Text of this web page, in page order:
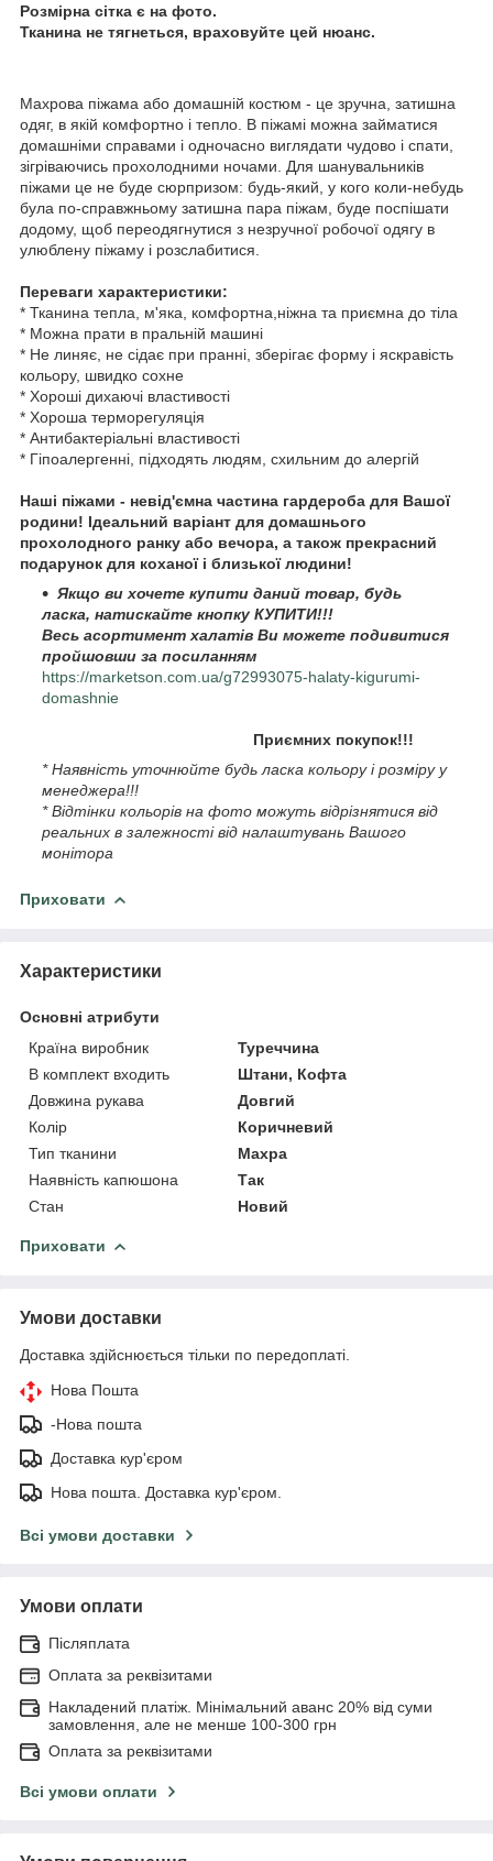
Розмірна сітка є на фото.
Тканина не тягнеться, враховуйте цей нюанс.
Махрова піжама або домашній костюм - це зручна, затишна
одяг, в якій комфортно і тепло. В піжамі можна займатися
домашніми справами і одночасно виглядати чудово і спати,
зігріваючись прохолодними ночами. Для шанувальників
піжами це не буде сюрпризом: будь-який, у кого коли-небудь
була по-справжньому затишна пара піжам, буде поспішати
додому, щоб переодягнутися з незручної робочої одягу в
улюблену піжаму і розслабитися.
Переваги характеристики:
* Тканина тепла, м'яка, комфортна,ніжна та приємна до тіла
* Можна прати в пральній машині
* Не линяє, не сідає при пранні, зберігає форму і яскравість
кольору, швидко сохне
* Хороші дихаючі властивості
* Хороша терморегуляція
* Антибактеріальні властивості
* Гіпоалергенні, підходять людям, схильним до алергій
Наші піжами - невід'ємна частина гардероба для Вашої
родини! Ідеальний варіант для домашнього
прохолодного ранку або вечора, а також прекрасний
подарунок для коханої і близької людини!
Якщо ви хочете купити даний товар, будь
ласка, натискайте кнопку КУПИТИ!!!
Весь асортимент халатів Ви можете подивитися
пройшовши за посиланням
https://marketson.com.ua/g72993075-halaty-kigurumi-
domashnie
Приємних покупок!!!
* Наявність уточнюйте будь ласка кольору і розміру у
менеджера!!!
* Відтінки кольорів на фото можуть відрізнятися від
реальних в залежності від налаштувань Вашого
монітора
Приховати
Характеристики
Основні атрибути
Країна виробник
Туреччина
В комплект входить
Штани, Кофта
Довжина рукава
Довгий
Колір
Коричневий
Тип тканини
Махра
Наявність капюшона
Так
Стан
Новий
Приховати
Умови доставки
Доставка здійснюється тільки по передоплаті.
Нова Пошта
-Нова пошта
Доставка кур'єром
Нова пошта. Доставка кур'єром.
Всі умови доставки
Умови оплати
Післяплата
Оплата за реквізитами
Накладений платіж. Мінімальний аванс 20% від суми
замовлення, але не менше 100-300 грн
Оплата за реквізитами
Всі умови оплати